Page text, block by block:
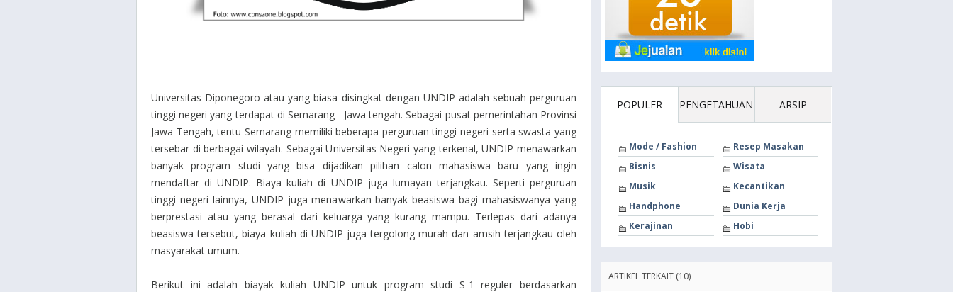
Universitas Diponegoro atau yang biasa disingkat dengan UNDIP adalah sebuah perguruan
tinggi negeri yang terdapat di Semarang - Jawa tengah. Sebagai pusat pemerintahan Provinsi
Jawa Tengah, tentu Semarang memiliki beberapa perguruan tinggi negeri serta swasta yang
tersebar di berbagai wilayah. Sebagai Universitas Negeri yang terkenal, UNDIP menawarkan
banyak program studi yang bisa dijadikan pilihan calon mahasiswa baru yang ingin
mendaftar di UNDIP. Biaya kuliah di UNDIP juga lumayan terjangkau. Seperti perguruan
tinggi negeri lainnya, UNDIP juga menawarkan banyak beasiswa bagi mahasiswanya yang
berprestasi atau yang berasal dari keluarga yang kurang mampu. Terlepas dari adanya
beasiswa tersebut, biaya kuliah di UNDIP juga tergolong murah dan amsih terjangkau oleh
masyarakat umum.
Berikut ini adalah biayak kuliah UNDIP untuk program studi S-1 reguler berdasarkan
POPULER PENGETAHUAN ARSIP
Mode / Fashion
Resep Masakan
Bisnis
Wisata
Musik
Kecantikan
Handphone
Dunia Kerja
Kerajinan
Hobi
ARTIKEL TERKAIT (10)